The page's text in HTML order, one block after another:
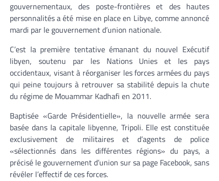
gouvernementaux, des poste-frontières et des hautes
personnalités a été mise en place en Libye, comme annoncé
mardi par le gouvernement d’union nationale.
C’est la première tentative émanant du nouvel Exécutif
libyen, soutenu par les Nations Unies et les pays
occidentaux, visant à réorganiser les forces armées du pays
qui peine toujours à retrouver sa stabilité depuis la chute
du régime de Mouammar Kadhafi en 2011.
Baptisée «Garde Présidentielle», la nouvelle armée sera
basée dans la capitale libyenne, Tripoli. Elle est constituée
exclusivement de militaires et d’agents de police
«sélectionnés dans les différentes régions» du pays, a
précisé le gouvernement d’union sur sa page Facebook, sans
révéler l’effectif de ces forces.